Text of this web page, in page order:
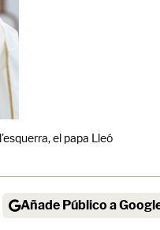
el papa Lleó
Añade Público a